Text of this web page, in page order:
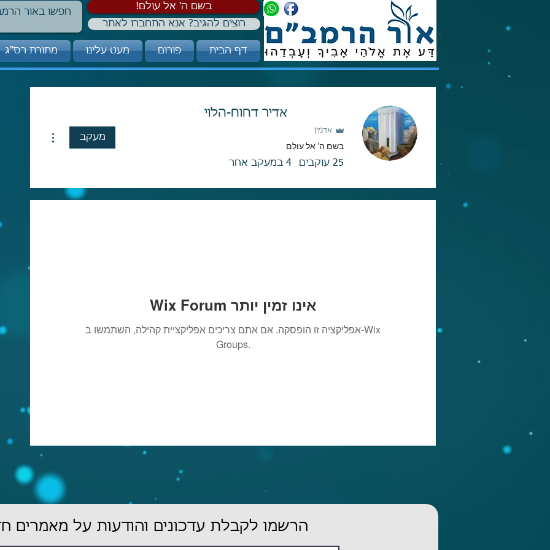
!בשם ה' אל עולם
רוצים להגיב? אנא התחברו לאתר
דף הבית פורום מעט עלינו מתורת רס"ג
אדיר דחוח-הלוי
אדמין
בשם ה' אל עולם
25 עוקבים 4 במעקב אחר
מעקב
Wix Forum אינו זמין יותר
אפליקציה זו הופסקה. אם אתם צריכים אפליקציית קהילה, השתמשו ב-Wix
Groups.
הרשמו לקבלת עדכונים והודעות על מאמרים